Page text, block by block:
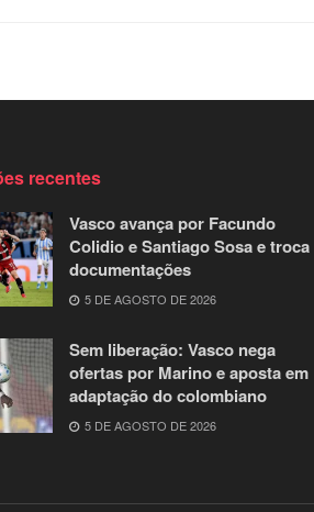
recentes
Vasco avança por Facundo
Colidio e Santiago Sosa e troca
documentações
5 DE AGOSTO DE 2026
Sem liberação: Vasco nega
ofertas por Marino e aposta em
adaptação do colombiano
5 DE AGOSTO DE 2026